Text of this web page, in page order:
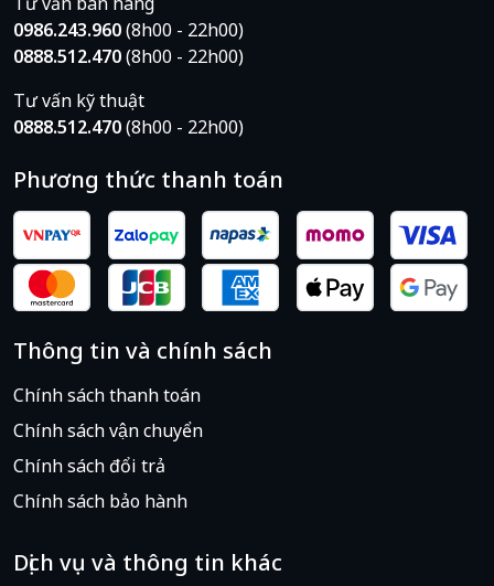
2400MHz gia tăng hiệu
suất hoạt động của máy
các hoạt động đa nhiệm
một cách nhanh chóng,
không bị gián đoạn.
0986.243.960(8h00 - 22h00)
0888.512.470(8h00 - 22h00)
Tư vấn kỹ thuật
0888.512.470(8h00 - 22h00)
Phương thức thanh toán
Thông tin và chính sách
Chính sách thanh toán
Chính sách vận chuyển
Chính sách đổi trả
Chính sách bảo hành
Dịch vụ và thông tin khác